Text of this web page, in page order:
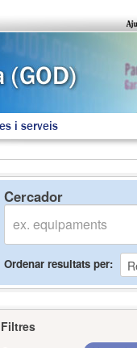
i serveis
Cercador
Ordenar resultats per
Filtres